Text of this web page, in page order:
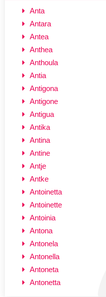
Anta
Antara
Antea
Anthea
Anthoula
Antia
Antigona
Antigone
Antigua
Antika
Antina
Antine
Antje
Antke
Antoinetta
Antoinette
Antoinia
Antona
Antonela
Antonella
Antoneta
Antonetta